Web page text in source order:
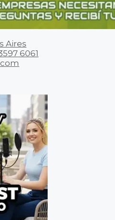
Aires
6061